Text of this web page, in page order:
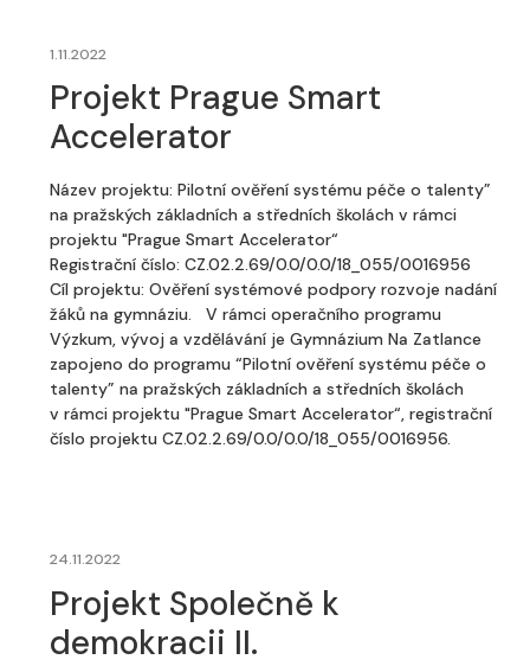
1.11.2022
Projekt Prague Smart
Accelerator
Název projektu: Pilotní ověření systému péče o talenty”
na pražských základních a středních školách v rámci
projektu "Prague Smart Accelerator“
Registrační číslo: CZ.02.2.69/0.0/0.0/18_055/0016956
Cíl projektu: Ověření systémové podpory rozvoje nadání
žáků na gymnáziu. V rámci operačního programu
Výzkum, vývoj a vzdělávání je Gymnázium Na Zatlance
zapojeno do programu “Pilotní ověření systému péče o
talenty” na pražských základních a středních školách
v rámci projektu "Prague Smart Accelerator“, registrační
číslo projektu CZ.02.2.69/0.0/0.0/18_055/0016956.
24.11.2022
Projekt Společně k
demokracii II.